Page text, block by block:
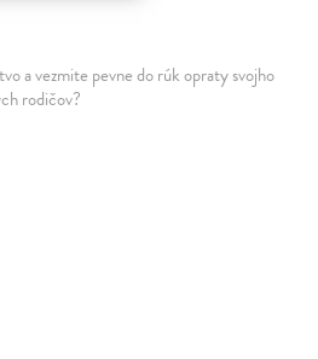
a vezmite pevne do rúk opraty svojho
rodičov?